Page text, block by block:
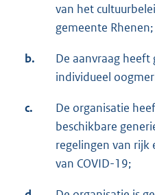
van het
gemeente Rhenen;
b.
De aanvraag
individueel
c.
De organisatie
beschikbare
regelingen van rijk
van COVID-19;